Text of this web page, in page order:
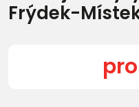
Frýdek-